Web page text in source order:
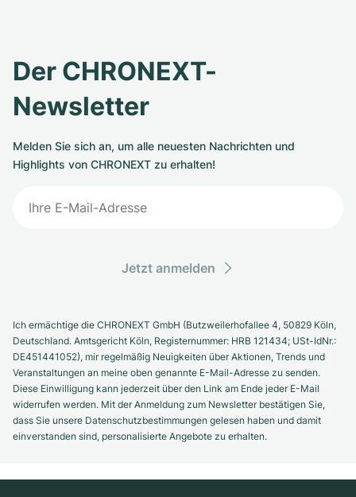
Der CHRONEXT-
Newsletter
Melden Sie sich an, um alle neuesten Nachrichten und
Highlights von CHRONEXT zu erhalten!
Jetzt anmelden
Ich ermächtige die CHRONEXT GmbH (Butzweilerhofallee 4, 50829 Köln,
Deutschland. Amtsgericht Köln, Registernummer: HRB 121434; USt-IdNr.:
DE451441052), mir regelmäßig Neuigkeiten über Aktionen, Trends und
Veranstaltungen an meine oben genannte E-Mail-Adresse zu senden.
Diese Einwilligung kann jederzeit über den Link am Ende jeder E-Mail
widerrufen werden. Mit der Anmeldung zum Newsletter bestätigen Sie,
dass Sie unsere Datenschutzbestimmungen gelesen haben und damit
einverstanden sind, personalisierte Angebote zu erhalten.